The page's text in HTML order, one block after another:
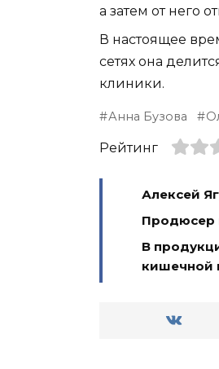
а затем от него
В настоящее
сетях она
клиники.
Анна Бузова
Рейтинг
Алексей
Продюсер
В
кишечной